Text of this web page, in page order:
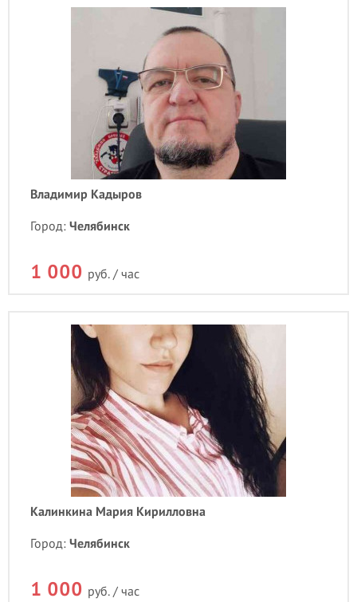
Владимир Кадыров
Город: Челябинск
1 000 руб. / час
Калинкина Мария Кирилловна
Город: Челябинск
1 000 руб. / час